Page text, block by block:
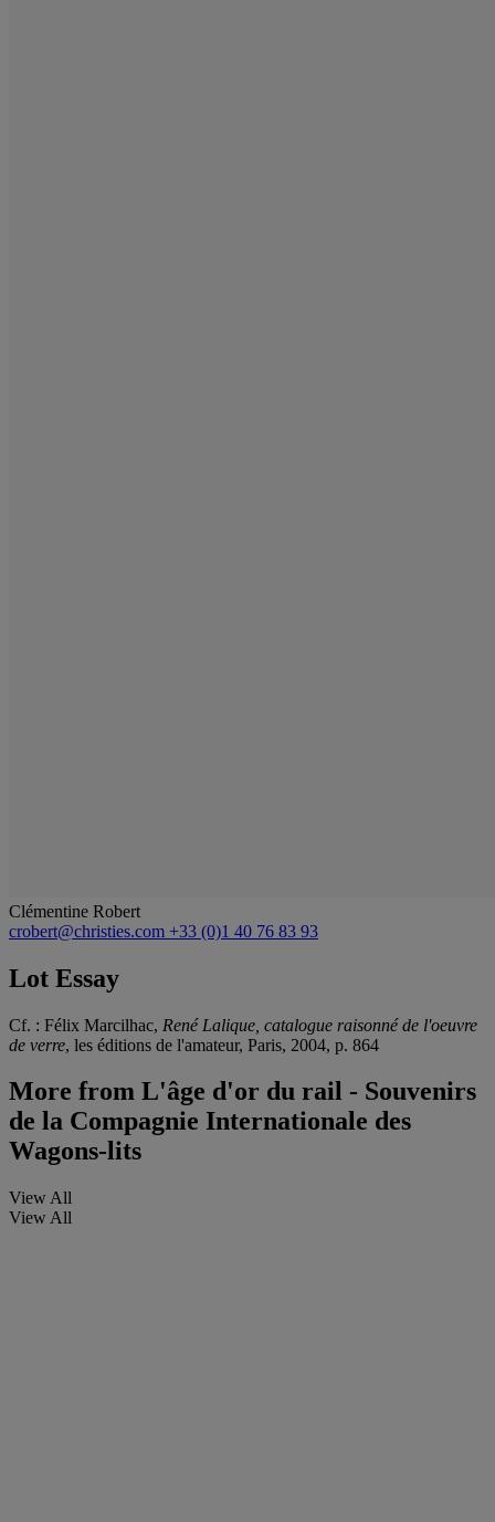
Clémentine Robert
crobert@christies.com +33 (0)1 40 76 83 93
Lot Essay
Cf. : Félix Marcilhac, René Lalique, catalogue raisonné de l'oeuvre
de verre, les éditions de l'amateur, Paris, 2004, p. 864
More from L'âge d'or du rail - Souvenirs
de la Compagnie Internationale des
Wagons-lits
View All
View All